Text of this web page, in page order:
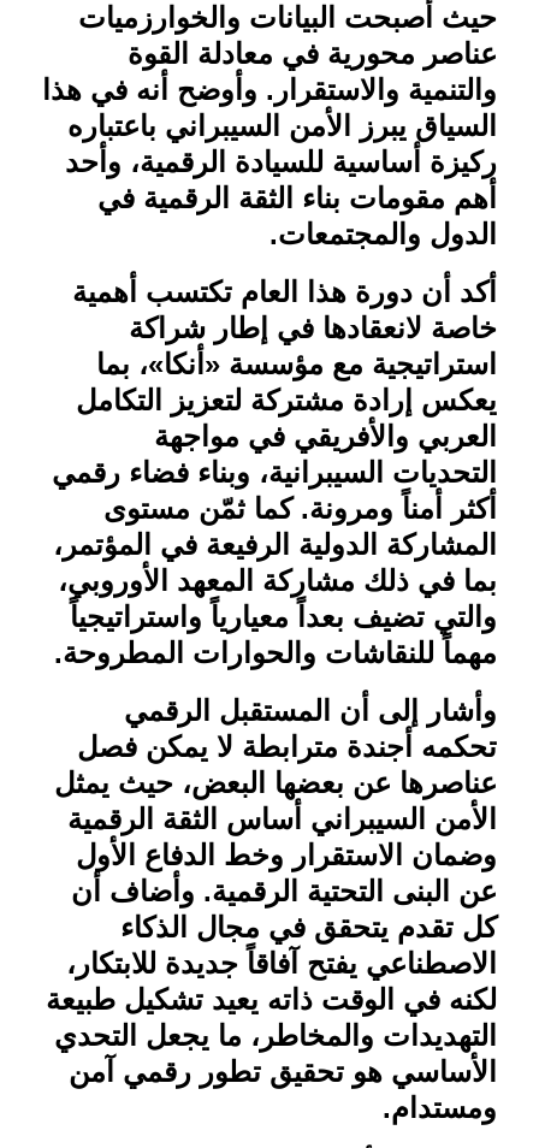
حيث أصبحت البيانات والخوارزميات
عناصر محورية في معادلة القوة
والتنمية والاستقرار. وأوضح أنه في هذا
السياق يبرز الأمن السيبراني باعتباره
ركيزة أساسية للسيادة الرقمية، وأحد
أهم مقومات بناء الثقة الرقمية في
الدول والمجتمعات.
أكد أن دورة هذا العام تكتسب أهمية
خاصة لانعقادها في إطار شراكة
استراتيجية مع مؤسسة «أنكا»، بما
يعكس إرادة مشتركة لتعزيز التكامل
العربي والأفريقي في مواجهة
التحديات السيبرانية، وبناء فضاء رقمي
أكثر أمناً ومرونة. كما ثمّن مستوى
المشاركة الدولية الرفيعة في المؤتمر،
بما في ذلك مشاركة المعهد الأوروبي،
والتي تضيف بعداً معيارياً واستراتيجياً
مهماً للنقاشات والحوارات المطروحة.
وأشار إلى أن المستقبل الرقمي
تحكمه أجندة مترابطة لا يمكن فصل
عناصرها عن بعضها البعض، حيث يمثل
الأمن السيبراني أساس الثقة الرقمية
وضمان الاستقرار وخط الدفاع الأول
عن البنى التحتية الرقمية. وأضاف أن
كل تقدم يتحقق في مجال الذكاء
الاصطناعي يفتح آفاقاً جديدة للابتكار،
لكنه في الوقت ذاته يعيد تشكيل طبيعة
التهديدات والمخاطر، ما يجعل التحدي
الأساسي هو تحقيق تطور رقمي آمن
ومستدام.